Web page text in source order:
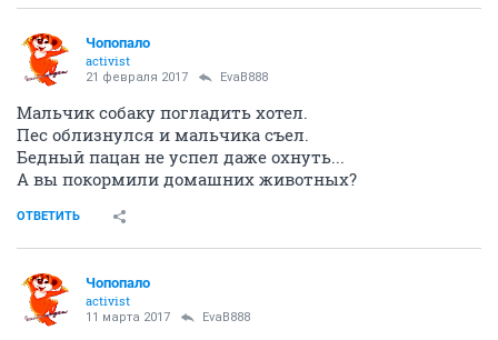
Чопопало
activist
21 февраля 2017 EvaB888
Мальчик собаку погладить хотел.
Пес облизнулся и мальчика съел.
Бедный пацан не успел даже охнуть...
А вы покормили домашних животных?
ОТВЕТИТЬ
Чопопало
activist
11 марта 2017 EvaB888